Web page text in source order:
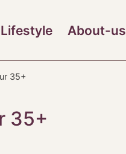
Lifestyle About-us
35+
35+